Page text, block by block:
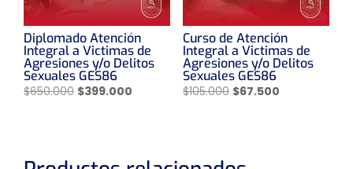
Diplomado Atención
Integral a Victimas de
Agresiones y/o Delitos
Sexuales GES86
$650.000 El
$650.000.
$399.000El
$399.000.
Curso de Atención
Integral a Victimas de
Agresiones y/o Delitos
Sexuales GES86
$105.000 El
$105.000.
$67.500El